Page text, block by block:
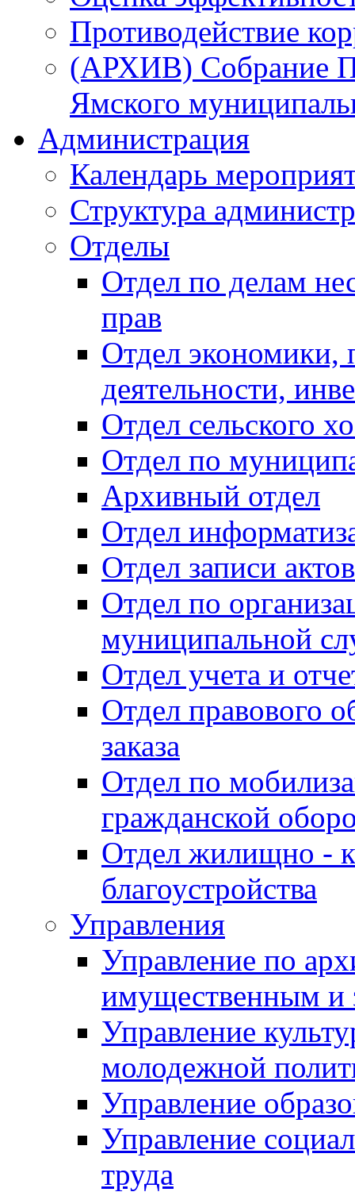
Противодействие
(АРХИВ) Собрание
Ямского
Администрация
Календарь
Структура
Отделы
Отдел по делам
прав
Отдел экономики,
деятельности,
Отдел сельского
Отдел по
Архивный отдел
Отдел
Отдел записи
Отдел по
муниципальной
Отдел учета и
Отдел правового
заказа
Отдел по
гражданской
Отдел жилищно -
благоустройства
Управления
Управление по
имущественным и
Управление
молодежной
Управление
Управление
труда